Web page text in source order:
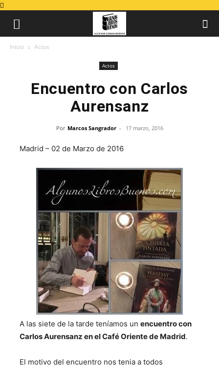
Inicio Actos
Actos
Encuentro con Carlos
Aurensanz
Por Marcos Sangrador - 17 marzo, 2016
Madrid – 02 de Marzo de 2016
A las siete de la tarde teníamos un encuentro con
Carlos Aurensanz en el Café Oriente de Madrid.
El motivo del encuentro nos tenia a todos